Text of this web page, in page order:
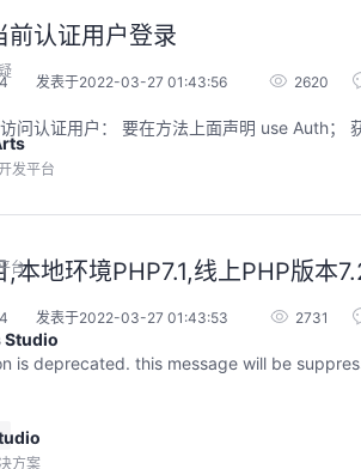
发平台
台
Studio
方案
认证用户登录
发表于2022-03-27 01:43:56 2620
本地环境PHP7.1,线上PHP版本
发表于2022-03-27 01:43:53 2731
this message will be suppressed on further calls
华为云码道Skill实战与极速交付，
智能开发全链路实战
2026/07/22 周三 19:00-21:00
王一男-华为云码道产品规划专家；李炎-华为云码道产品专家；姜浩-华为云HCDG核心组成员